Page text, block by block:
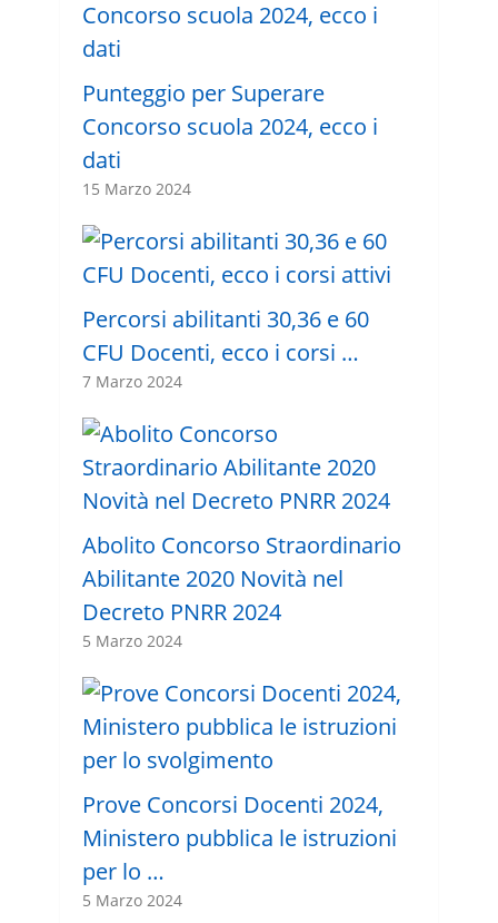
Punteggio per Superare
Concorso scuola 2024, ecco i
dati
15 Marzo 2024
Percorsi abilitanti 30,36 e 60
CFU Docenti, ecco i corsi …
7 Marzo 2024
Abolito Concorso Straordinario
Abilitante 2020 Novità nel
Decreto PNRR 2024
5 Marzo 2024
Prove Concorsi Docenti 2024,
Ministero pubblica le istruzioni
per lo …
5 Marzo 2024